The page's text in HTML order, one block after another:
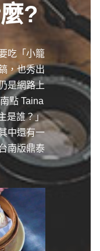
?
吃「小籠
，也秀出
是網路上
點 Taina
是誰？」
中還有一
南版鼎泰